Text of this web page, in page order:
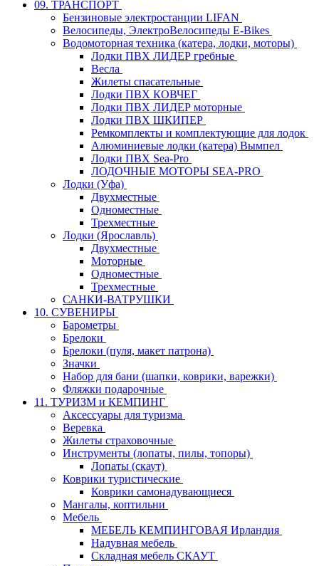
09. ТРАНСПОРТ
Бензиновые электростанции LIFAN
Велосипеды, ЭлектроВелосипеды E-Bikes
Водомоторная техника (катера, лодки, моторы)
Лодки ПВХ ЛИДЕР гребные
Весла
Жилеты спасательные
Лодки ПВХ КОВЧЕГ
Лодки ПВХ ЛИДЕР моторные
Лодки ПВХ ШКИПЕР
Ремкомплекты и комплектующие для лодок
Алюминиевые лодки (катера) Вымпел
Лодки ПВХ Sea-Pro
ЛОДОЧНЫЕ МОТОРЫ SEA-PRO
Лодки (Уфа)
Двухместные
Одноместные
Трехместные
Лодки (Ярославль)
Двухместные
Моторные
Одноместные
Трехместные
САНКИ-ВАТРУШКИ
10. СУВЕНИРЫ
Барометры
Брелоки
Брелоки (пуля, макет патрона)
Значки
Набор для бани (шапки, коврики, варежки)
Фляжки подарочные
11. ТУРИЗМ и КЕМПИНГ
Аксессуары для туризма
Веревка
Жилеты страховочные
Инструменты (лопаты, пилы, топоры)
Лопаты (скаут)
Коврики туристические
Коврики самонадувающиеся
Мангалы, коптильни
Мебель
МЕБЕЛЬ КЕМПИНГОВАЯ Ирландия
Надувная мебель
Складная мебель СКАУТ